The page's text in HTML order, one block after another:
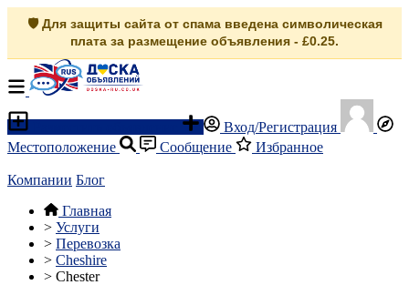
🛡️ Для защиты сайта от спама введена символическая
плата за размещение объявления - £0.25.
Вход/Регистрация
Местоположение
Сообщение Избранное
Компании Блог
Главная
> Услуги
> Перевозка
> Cheshire
> Chester